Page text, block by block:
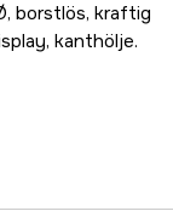
borstlös, kraftig
kanthölje.